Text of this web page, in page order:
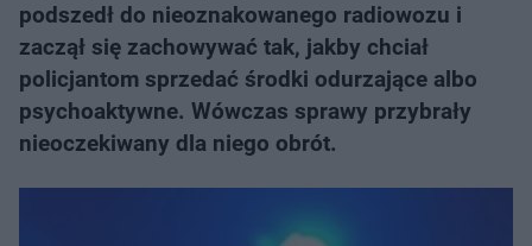
podszedł do nieoznakowanego radiowozu i
zaczął się zachowywać tak, jakby chciał
policjantom sprzedać środki odurzające albo
psychoaktywne. Wówczas sprawy przybrały
nieoczekiwany dla niego obrót.